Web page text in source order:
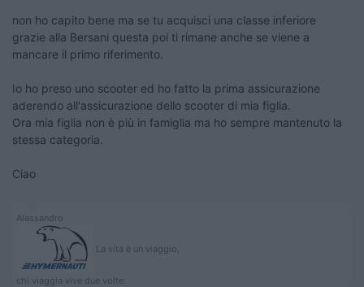
non ho capito bene ma se tu acquisci una classe inferiore
grazie alla Bersani questa poi ti rimane anche se viene a
mancare il primo riferimento.
Io ho preso uno scooter ed ho fatto la prima assicurazione
aderendo all'assicurazione dello scooter di mia figlia.
Ora mia figlia non è più in famiglia ma ho sempre mantenuto la
stessa categoria.
Ciao
Alessandro
La vita è un viaggio,
chi viaggia vive due volte.